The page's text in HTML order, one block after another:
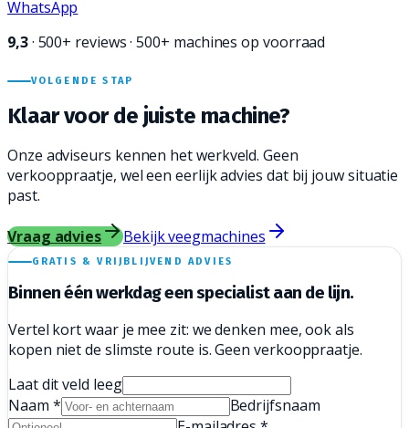
WhatsApp
9,3· 500+ reviews · 500+ machines op voorraad
VOLGENDE STAP
Klaar voor de juiste machine?
Onze adviseurs kennen het werkveld. Geen
verkooppraatje, wel een eerlijk advies dat bij jouw situatie
past.
Vraag advies Bekijk veegmachines
GRATIS & VRIJBLIJVEND ADVIES
Binnen één werkdag eenspecialist aan de lijn.
Vertel kort waar je mee zit: we denken mee, ook als
kopen niet de slimste route is. Geen verkooppraatje.
Laat dit veld leeg
Naam *
Bedrijfsnaam